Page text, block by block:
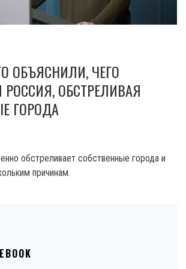
ОБЪЯСНИЛИ, ЧЕГО
ОБСТРЕЛИВАЯ
ГОРОДА
обстреливает собственные города и
причинам.